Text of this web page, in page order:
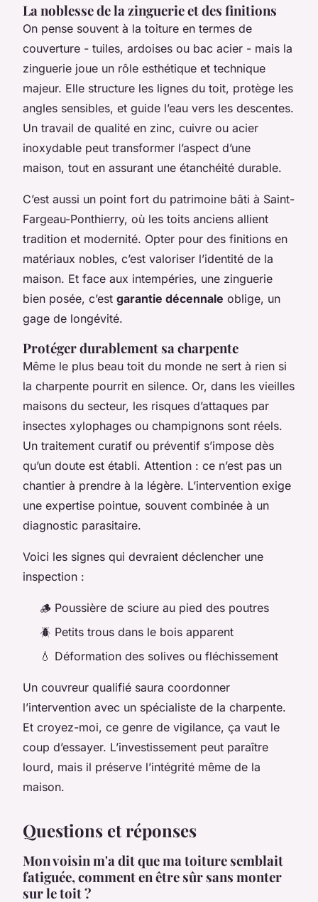
La noblesse de la zinguerie et des finitions
On pense souvent à la toiture en termes de
couverture - tuiles, ardoises ou bac acier - mais la
zinguerie joue un rôle esthétique et technique
majeur. Elle structure les lignes du toit, protège les
angles sensibles, et guide l’eau vers les descentes.
Un travail de qualité en zinc, cuivre ou acier
inoxydable peut transformer l’aspect d’une
maison, tout en assurant une étanchéité durable.
C’est aussi un point fort du patrimoine bâti à Saint-
Fargeau-Ponthierry, où les toits anciens allient
tradition et modernité. Opter pour des finitions en
matériaux nobles, c’est valoriser l’identité de la
maison. Et face aux intempéries, une zinguerie
bien posée, c’est garantie décennale oblige, un
gage de longévité.
Protéger durablement sa charpente
Même le plus beau toit du monde ne sert à rien si
la charpente pourrit en silence. Or, dans les vieilles
maisons du secteur, les risques d’attaques par
insectes xylophages ou champignons sont réels.
Un traitement curatif ou préventif s’impose dès
qu’un doute est établi. Attention : ce n’est pas un
chantier à prendre à la légère. L’intervention exige
une expertise pointue, souvent combinée à un
diagnostic parasitaire.
Voici les signes qui devraient déclencher une
inspection :
🪵 Poussière de sciure au pied des poutres
🪲 Petits trous dans le bois apparent
💧 Déformation des solives ou fléchissement
Un couvreur qualifié saura coordonner
l’intervention avec un spécialiste de la charpente.
Et croyez-moi, ce genre de vigilance, ça vaut le
coup d’essayer. L’investissement peut paraître
lourd, mais il préserve l’intégrité même de la
maison.
Questions et réponses
Mon voisin m'a dit que ma toiture semblait
fatiguée, comment en être sûr sans monter
sur le toit ?